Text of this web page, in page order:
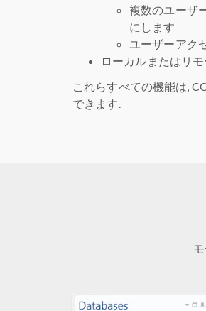
複数のユーザ
にします
ユーザーアク
ローカルまたはリ
これらすべての機能は,
できます.